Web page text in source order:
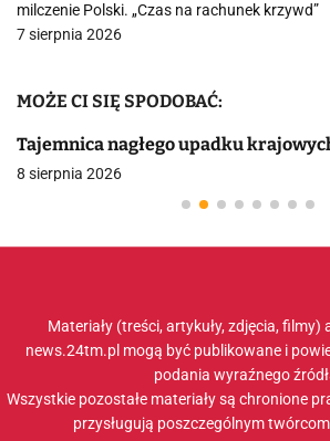
milczenie Polski. „Czas na rachunek krzywd”
7 sierpnia 2026
MOŻE CI SIĘ SPODOBAĆ:
Tajemnica nagłego upadku
8 sierpnia 2026
Materiały (treści, artykuły, zdjęcia,
news.24tm.pl mogą być publikowane i
podania wyraźnego
Wszystkie pozostałe materiały są chronione
przysługują poszczególnym